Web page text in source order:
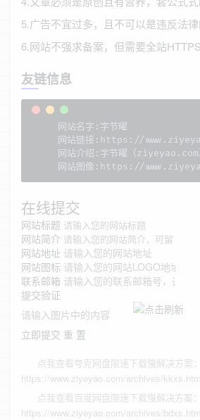
5.广告不宜过多，且不可以是违反法
6.网站不强求备案，但需要全站HTTPS
友链信息
网站名字:字节曜
网站链接:https://
网站介绍:字节曜（ziyeyao.com
网站图像:https://
在线提交
网站标题
网站简介
网站地址
网站图标
联系邮箱
提交验证
立即提交 重 置
点我查看夸克网盘限速下载慢解决方案：
https://www.ziyeyao.com/archives/
点我查看百度网盘限速下载慢解决方案：
https://www.ziyeyao.com/archives/